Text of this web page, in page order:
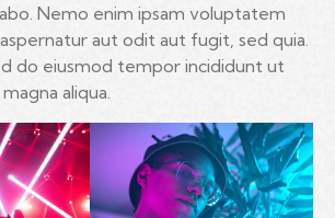
Nemo enim ipsam voluptatem
aut odit aut fugit, sed quia.
do eiusmod tempor incididunt ut
aliqua.